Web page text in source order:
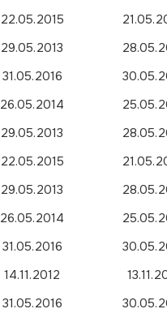
22.05.2015
29.05.2013
31.05.2016
26.05.2014
29.05.2013
22.05.2015
29.05.2013
26.05.2014
31.05.2016
14.11.2012
31.05.2016